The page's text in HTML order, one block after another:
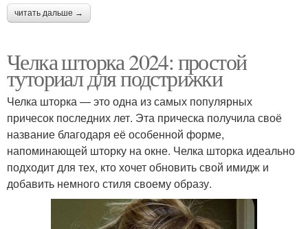
читать дальше →
Челка шторка 2024: простой
туториал для подстрижки
Челка шторка — это одна из самых популярных
причесок последних лет. Эта прическа получила своё
название благодаря её особенной форме,
напоминающей шторку на окне. Челка шторка идеально
подходит для тех, кто хочет обновить свой имидж и
добавить немного стиля своему образу.